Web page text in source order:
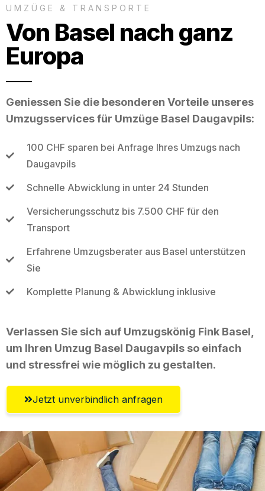
UMZÜGE & TRANSPORTE
Von Basel nach ganz
Europa
Geniessen Sie die besonderen Vorteile unseres
Umzugsservices für Umzüge Basel Daugavpils:
100 CHF sparen bei Anfrage Ihres Umzugs nach
Daugavpils
Schnelle Abwicklung in unter 24 Stunden
Versicherungsschutz bis 7.500 CHF für den
Transport
Erfahrene Umzugsberater aus Basel unterstützen
Sie
Komplette Planung & Abwicklung inklusive
Verlassen Sie sich auf Umzugskönig Fink Basel,
um Ihren Umzug Basel Daugavpils so einfach
und stressfrei wie möglich zu gestalten.
Jetzt unverbindlich anfragen